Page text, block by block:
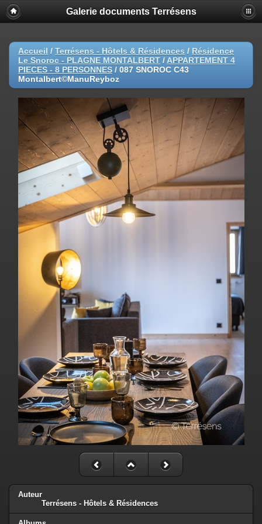
Galerie documents Terrésens
Accueil / Terrésens - Hôtels & Résidences / Résidence
Le Snoroc - PLAGNE MONTALBERT / APPARTEMENT 4
PIECES - 8 PERSONNES / 087 SNOROC C43
Montalbert©ManuReyboz
Auteur
Terrésens - Hôtels & Résidences